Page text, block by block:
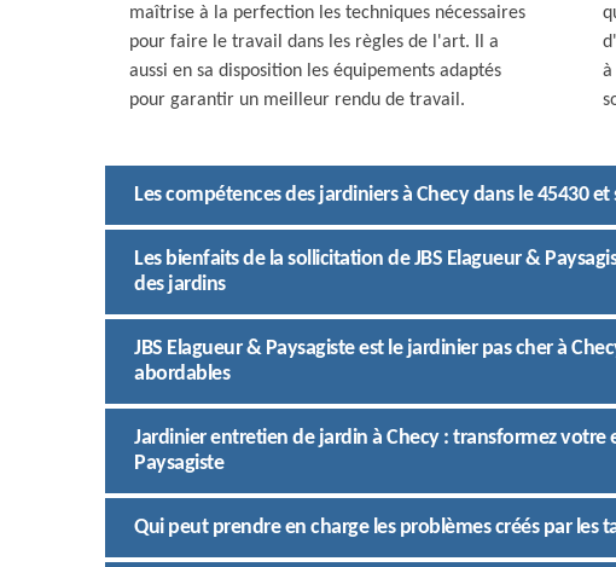
maîtrise à la perfection les techniques nécessaires
pour faire le travail dans les règles de l'art. Il a
aussi en sa disposition les équipements adaptés
pour garantir un meilleur rendu de travail.
à
Les compétences des jardiniers à Checy dans le 45430 et
Les bienfaits de la sollicitation de JBS Elagueur &
des jardins
JBS Elagueur & Paysagiste est le jardinier pas cher à
abordables
Jardinier entretien de jardin à Checy : transformez votre
Paysagiste
Qui peut prendre en charge les problèmes créés par les